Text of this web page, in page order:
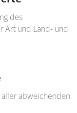
des
Art und Land- und
abweichenden